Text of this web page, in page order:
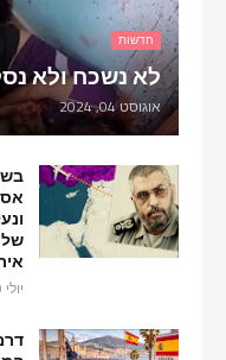
חדשות
לא נשכח ולא נסלח 07/10/
אוגוסט 04, 2024
של
יולי 29, 2026